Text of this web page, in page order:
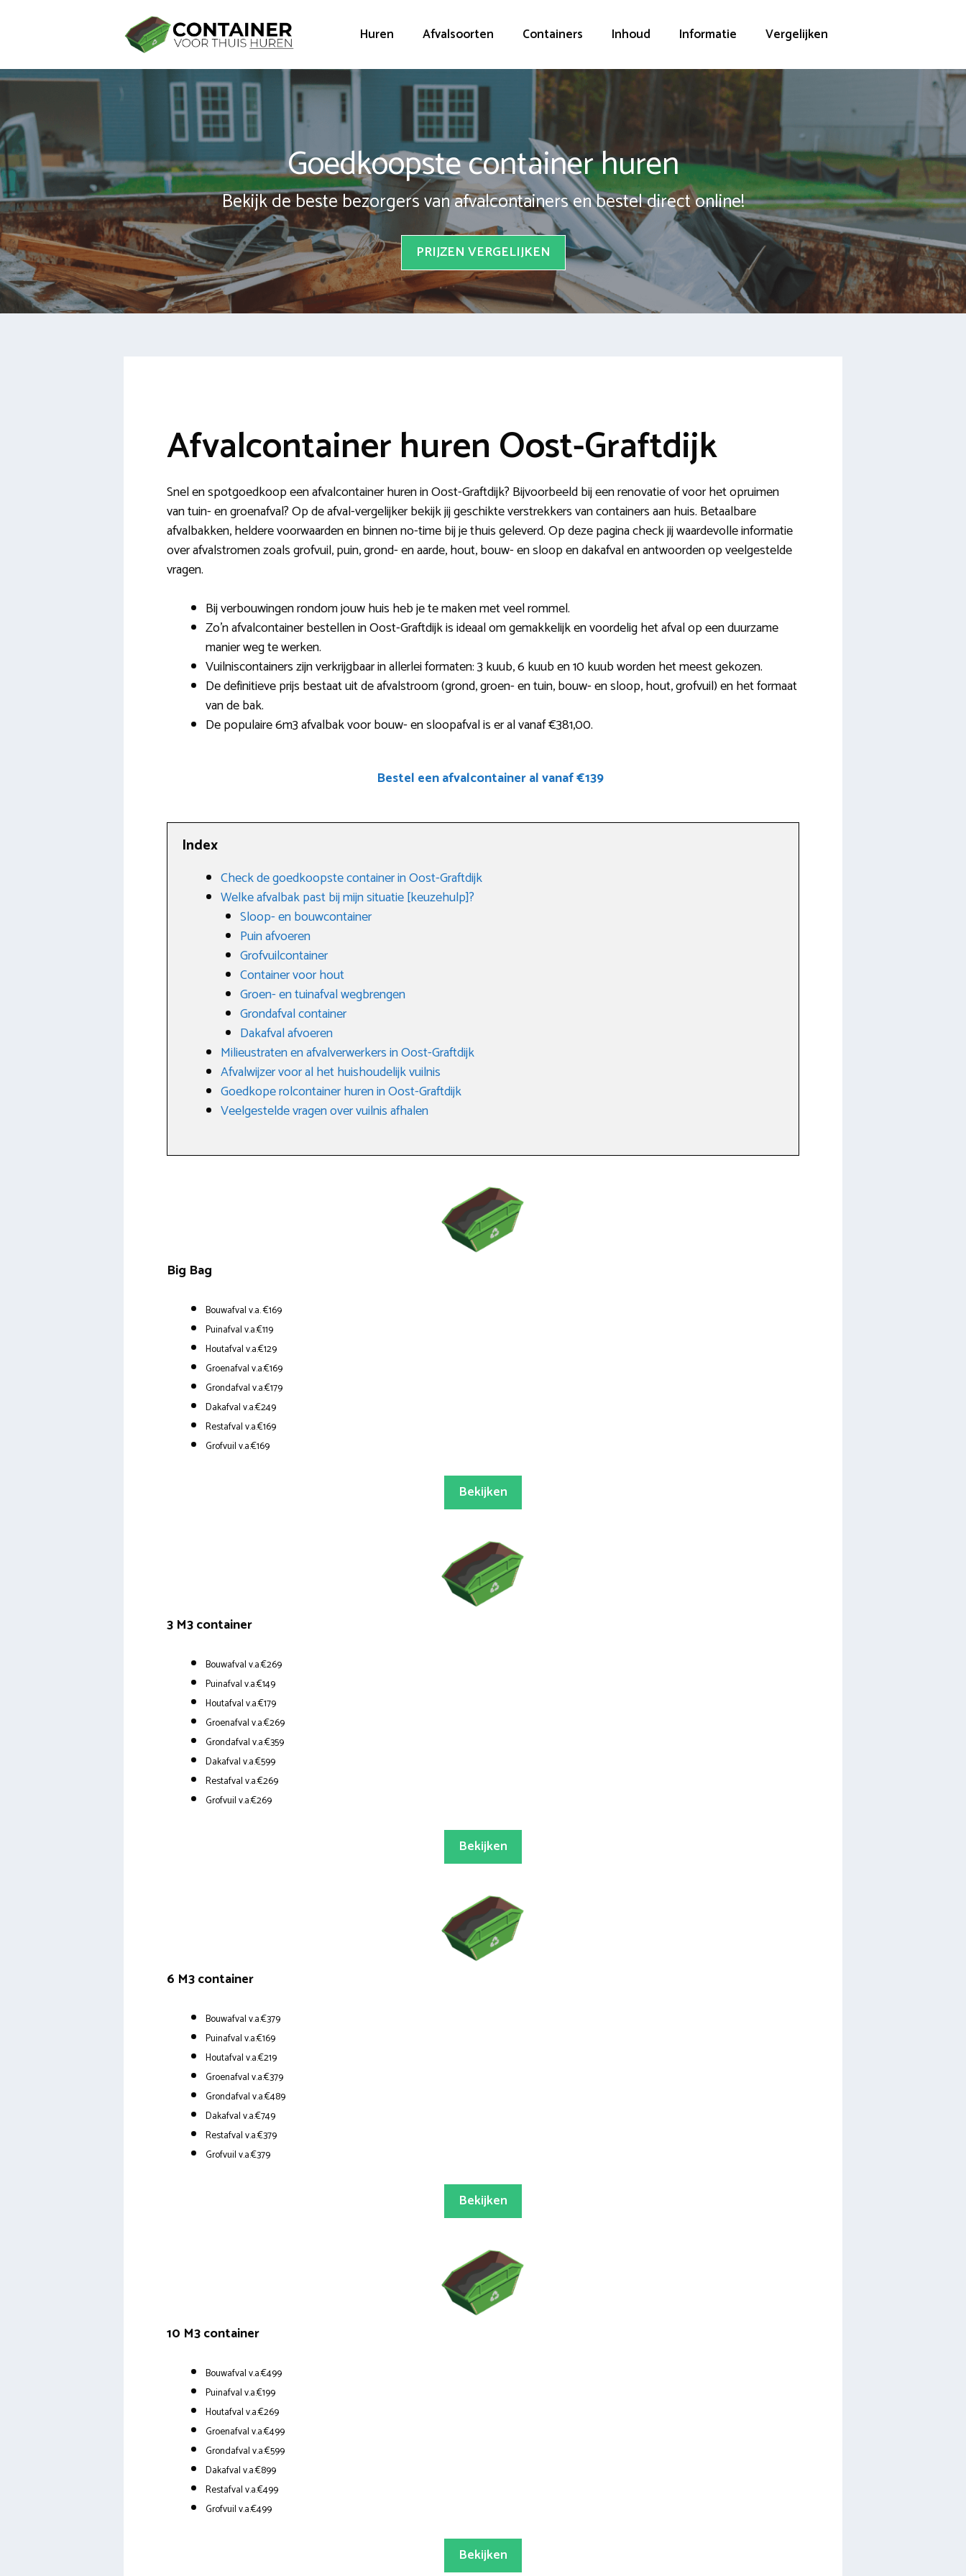
Huren Afvalsoorten Containers Inhoud Informatie Vergelijken
Goedkoopste container huren
Bekijk de beste bezorgers van afvalcontainers en bestel direct online!
PRIJZEN VERGELIJKEN
Afvalcontainer huren Oost-Graftdijk
Snel en spotgoedkoop een afvalcontainer huren in Oost-Graftdijk? Bijvoorbeeld bij een renovatie of voor het opruimen
van tuin- en groenafval? Op de afval-vergelijker bekijk jij geschikte verstrekkers van containers aan huis. Betaalbare
afvalbakken, heldere voorwaarden en binnen no-time bij je thuis geleverd. Op deze pagina check jij waardevolle informatie
over afvalstromen zoals grofvuil, puin, grond- en aarde, hout, bouw- en sloop en dakafval en antwoorden op veelgestelde
vragen.
Bij verbouwingen rondom jouw huis heb je te maken met veel rommel.
Zo’n afvalcontainer bestellen in Oost-Graftdijk is ideaal om gemakkelijk en voordelig het afval op een duurzame
manier weg te werken.
Vuilniscontainers zijn verkrijgbaar in allerlei formaten: 3 kuub, 6 kuub en 10 kuub worden het meest gekozen.
De definitieve prijs bestaat uit de afvalstroom (grond, groen- en tuin, bouw- en sloop, hout, grofvuil) en het formaat
van de bak.
De populaire 6m3 afvalbak voor bouw- en sloopafval is er al vanaf €381,00.
Bestel een afvalcontainer al vanaf €139
Index
Check de goedkoopste container in Oost-Graftdijk
Welke afvalbak past bij mijn situatie [keuzehulp]?
Sloop- en bouwcontainer
Puin afvoeren
Grofvuilcontainer
Container voor hout
Groen- en tuinafval wegbrengen
Grondafval container
Dakafval afvoeren
Milieustraten en afvalverwerkers in Oost-Graftdijk
Afvalwijzer voor al het huishoudelijk vuilnis
Goedkope rolcontainer huren in Oost-Graftdijk
Veelgestelde vragen over vuilnis afhalen
Big Bag
Bouwafval v.a. €169
Puinafval v.a.€119
Houtafval v.a.€129
Groenafval v.a.€169
Grondafval v.a.€179
Dakafval v.a.€249
Restafval v.a.€169
Grofvuil v.a.€169
Bekijken
3 M3 container
Bouwafval v.a.€269
Puinafval v.a.€149
Houtafval v.a.€179
Groenafval v.a.€269
Grondafval v.a.€359
Dakafval v.a.€599
Restafval v.a.€269
Grofvuil v.a.€269
Bekijken
6 M3 container
Bouwafval v.a.€379
Puinafval v.a.€169
Houtafval v.a.€219
Groenafval v.a.€379
Grondafval v.a.€489
Dakafval v.a.€749
Restafval v.a.€379
Grofvuil v.a.€379
Bekijken
10 M3 container
Bouwafval v.a.€499
Puinafval v.a.€199
Houtafval v.a.€269
Groenafval v.a.€499
Grondafval v.a.€599
Dakafval v.a.€899
Restafval v.a.€499
Grofvuil v.a.€499
Bekijken